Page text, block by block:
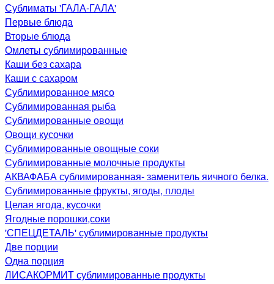
Сублиматы 'ГАЛА-ГАЛА'
Первые блюда
Вторые блюда
Омлеты сублимированные
Каши без сахара
Каши с сахаром
Сублимированное мясо
Сублимированная рыба
Сублимированные овощи
Овощи кусочки
Сублимированные овощные соки
Сублимированные молочные продукты
АКВАФАБА сублимированная- заменитель яичного белка.
Сублимированные фрукты, ягоды, плоды
Целая ягода, кусочки
Ягодные порошки,соки
'СПЕЦДЕТАЛЬ' сублимированные продукты
Две порции
Одна порция
ЛИСАКОРМИТ сублимированные продукты